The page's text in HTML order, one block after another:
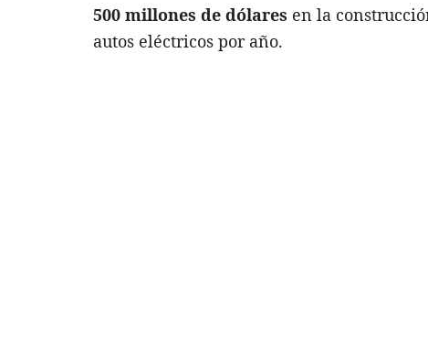
500 millones de dólares en la
autos eléctricos por año.